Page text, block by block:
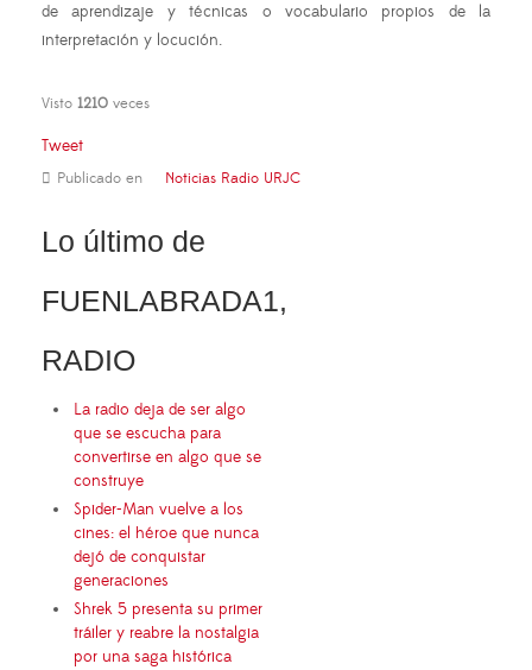
de aprendizaje y técnicas o vocabulario propios de la
interpretación y locución.
Visto 1210 veces
Tweet
Publicado en Noticias Radio URJC
Lo último de
FUENLABRADA1,
RADIO
La radio deja de ser algo
que se escucha para
convertirse en algo que se
construye
Spider-Man vuelve a los
cines: el héroe que nunca
dejó de conquistar
generaciones
Shrek 5 presenta su primer
tráiler y reabre la nostalgia
por una saga histórica